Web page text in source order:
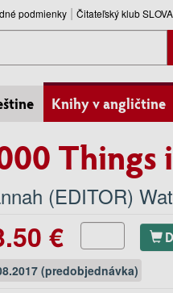
podmienky Čitateľský klub
Knihy v angličtine
Things
(EDITOR)
€
(predobjednávka)